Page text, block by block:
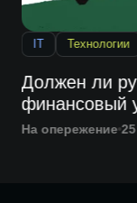
IT Технологии
Должен ли
финансовый
На опережение